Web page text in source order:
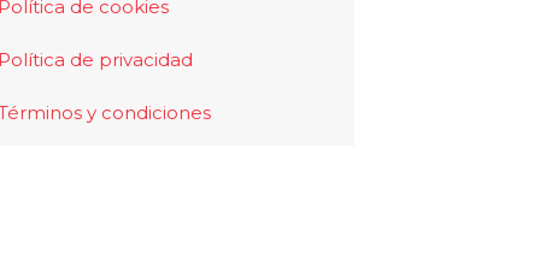
Política de cookies
Política de privacidad
y condiciones